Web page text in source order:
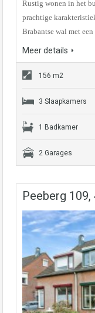
Rustig wonen in het
prachtige
Brabantse wal met
Meer details
156 m2
3 Slaapkamers
1 Badkamer
2 Garages
Peeberg 109,